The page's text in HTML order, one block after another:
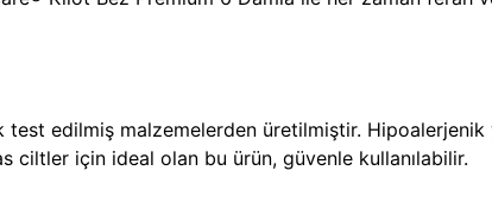
edilmiş malzemelerden üretilmiştir. Hipoalerjenik
için ideal olan bu ürün, güvenle kullanılabilir.